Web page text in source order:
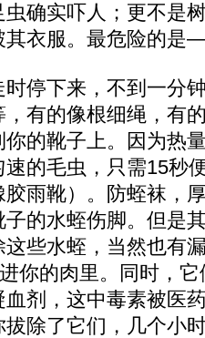
确实吓人；更不是
其衣服。最危险的
下来，不到一分
有的像根细绳，有
的靴子上。因为热
的毛虫，只需15秒
雨靴）。防蛭袜，
的水蛭伤脚。但是
些水蛭，当然也有
你的肉里。同时，
剂，这中毒素被医
除了它们，几个小